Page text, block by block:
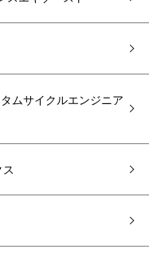
ムサイクルエンジニア